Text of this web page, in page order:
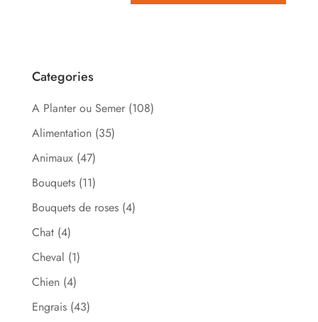
Categories
A Planter ou Semer (108)
Alimentation (35)
Animaux (47)
Bouquets (11)
Bouquets de roses (4)
Chat (4)
Cheval (1)
Chien (4)
Engrais (43)